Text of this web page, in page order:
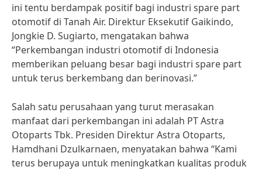
ini tentu berdampak positif bagi industri spare part
otomotif di Tanah Air. Direktur Eksekutif Gaikindo,
Jongkie D. Sugiarto, mengatakan bahwa
“Perkembangan industri otomotif di Indonesia
memberikan peluang besar bagi industri spare part
untuk terus berkembang dan berinovasi.”
Salah satu perusahaan yang turut merasakan
manfaat dari perkembangan ini adalah PT Astra
Otoparts Tbk. Presiden Direktur Astra Otoparts,
Hamdhani Dzulkarnaen, menyatakan bahwa “Kami
terus berupaya untuk meningkatkan kualitas produk